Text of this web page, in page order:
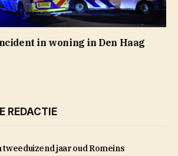
in woning in Den Haag
REDACTIE
tweeduizend jaar oud Romeins